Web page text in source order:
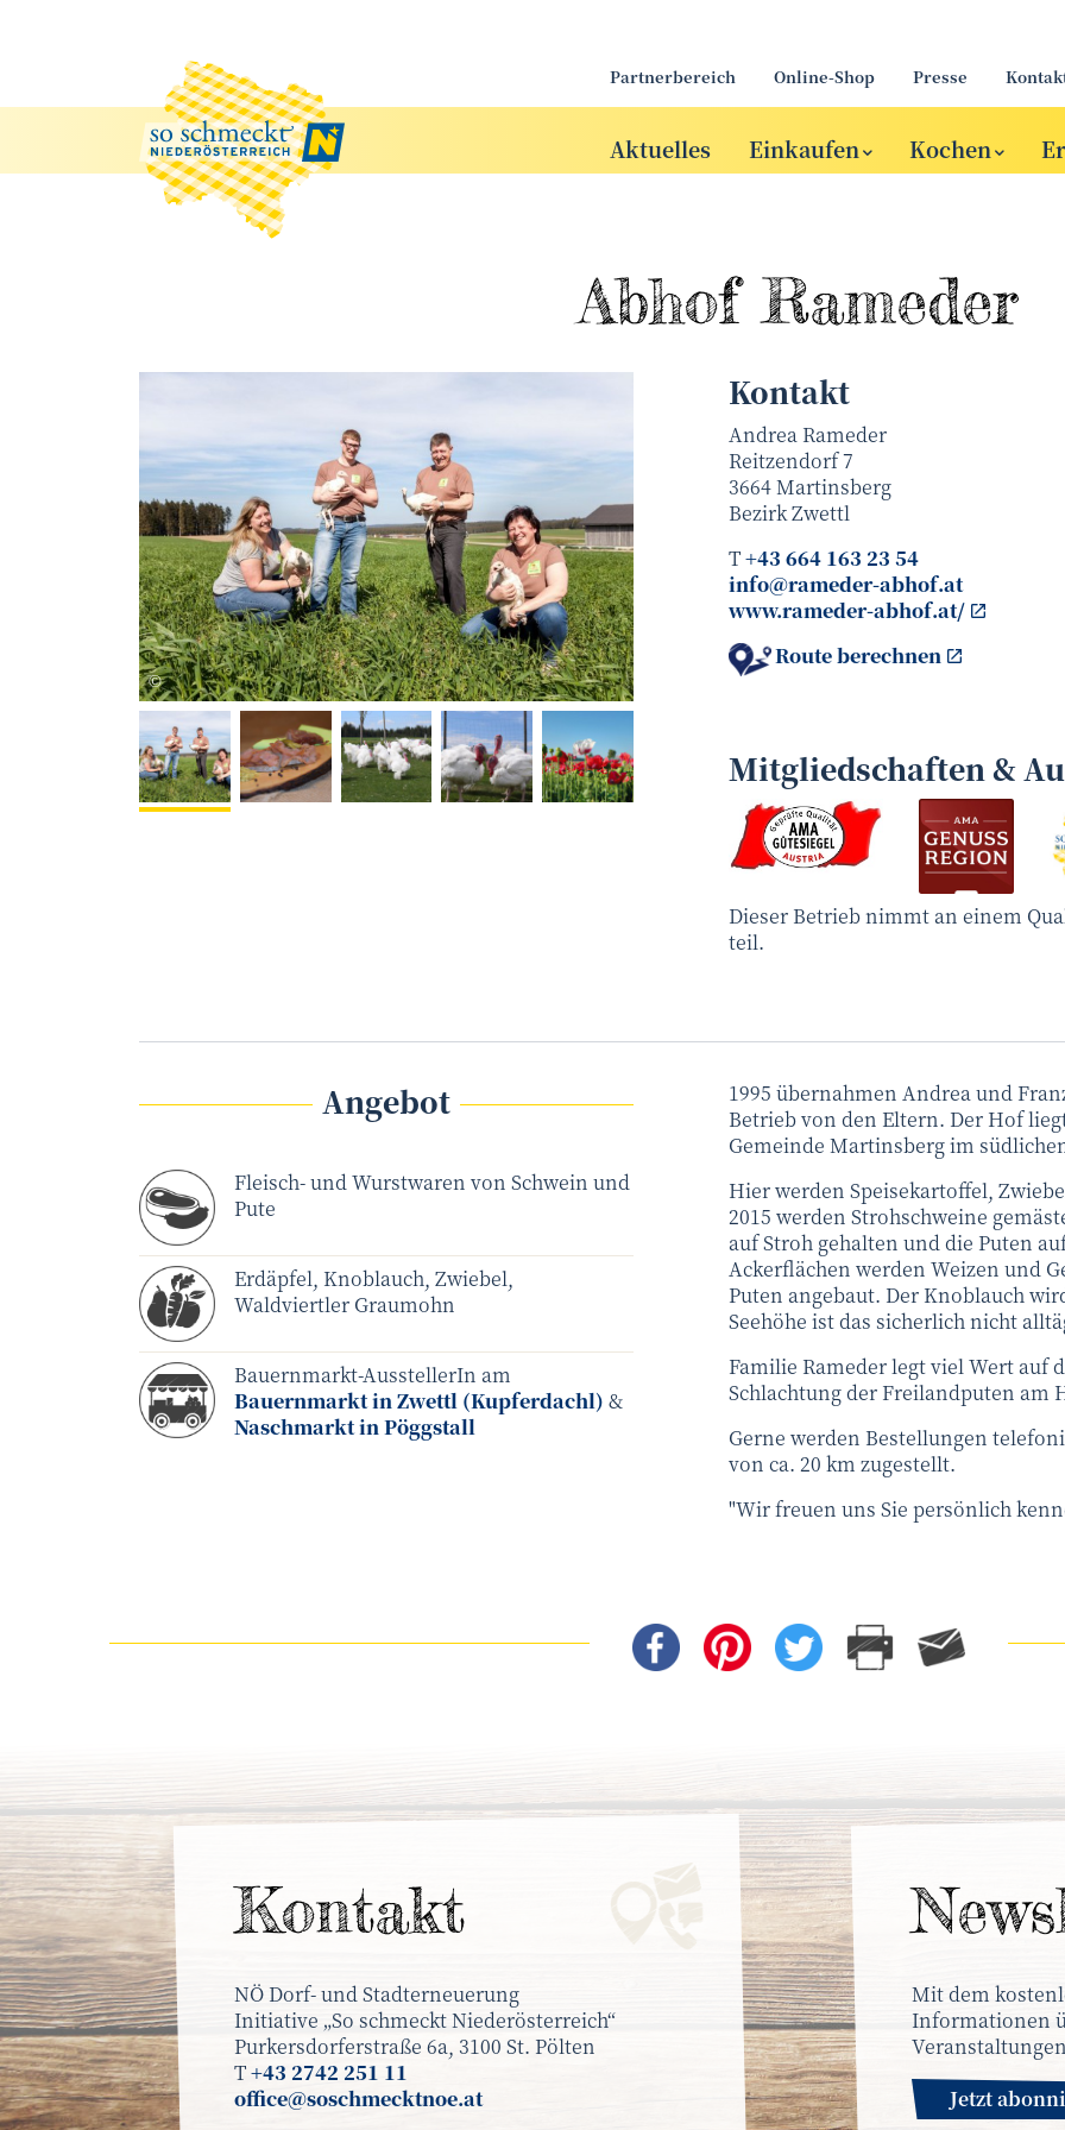
Partnerbereich Online-Shop Presse
Aktuelles Einkaufen Kochen
Abhof Rameder
©Rameder
Kontakt
Andrea Rameder
Reitzendorf 7
3664Martinsberg
BezirkZwettl
T+43 664 163 23 54
info@rameder-abhof.at
www.rameder-abhof.at/
Route berechnen
Mitgliedschaften &
Dieser Betrieb nimmt an einem
teil.
Angebot
Fleisch- und Wurstwaren von Schwein und
Pute
Erdäpfel, Knoblauch, Zwiebel,
Waldviertler Graumohn
Bauernmarkt-AusstellerIn am
Bauernmarkt in Zwettl (Kupferdachl) &
Naschmarkt in Pöggstall
1995 übernahmen Andrea und
Betrieb von den Eltern. Der Hof
Gemeinde Martinsberg im
Hier werden Speisekartoffel,
2015 werden Strohschweine
auf Stroh gehalten und die Puten
Ackerflächen werden Weizen und
Puten angebaut. Der Knoblauch
Seehöhe ist das sicherlich nicht
Familie Rameder legt viel Wert auf
Schlachtung der Freilandputen am
Gerne werden Bestellungen
von ca. 20 km zugestellt.
"Wir freuen uns Sie persönlich
Mit dem
Informationen
Jetzt
Kontakt
NÖ Dorf- und Stadterneuerung
Initiative „So schmeckt Niederösterreich“
Purkersdorferstraße 6a, 3100 St. Pölten
T+43 2742 251 11
office@soschmecktnoe.at